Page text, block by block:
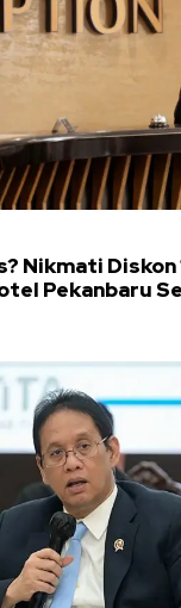
Nikmati Diskon
Pekanbaru